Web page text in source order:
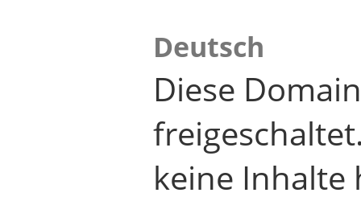
Deutsch
Diese
keine Inhalte